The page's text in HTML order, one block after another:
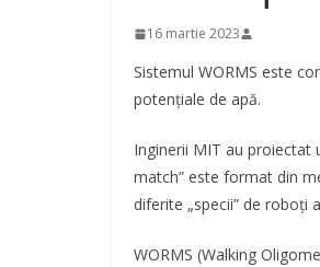
16 martie 2023
Sistemul WORMS este
potențiale de apă.
Inginerii MIT au proiectat
match” este format din
diferite „specii” de roboți
WORMS (Walking